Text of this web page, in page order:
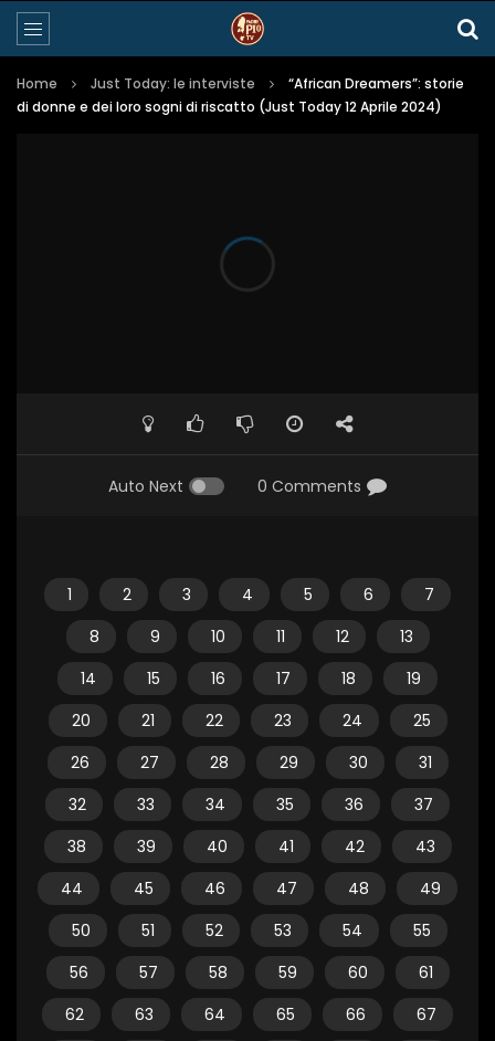
Home Just Today: le interviste
“African Dreamers”: storie
di donne e dei loro sogni di riscatto (Just Today 12 Aprile 2024)
Auto Next 0 Comments
1 2 3 4 5 6
7
8
9 10 11 12
13
14
15 16 17 18
19
20
21 22 23 24
25
26
27 28 29 30
31
32
33 34 35 36
37
38
39 40 41 42
43
44
45 46 47 48
49
50
51 52 53 54
55
56
57 58 59 60
61
62
63 64 65 66
67